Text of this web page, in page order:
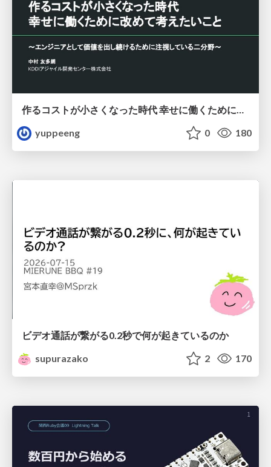
作るコストが小さくなった時代 幸せに働くために改めて考えたいこと 〜エンジニアとして価値を出し続けるために注視している二分野〜
yuppeeng
0 180
ビデオ通話が繋がる0.2秒で何が起きているのか
supurazako
2 170